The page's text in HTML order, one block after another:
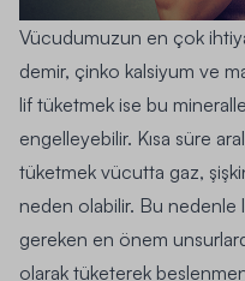
Vücudumuzun en çok
demir, çinko kalsiyum ve
lif tüketmek ise bu
engelleyebilir. Kısa süre
tüketmek vücutta gaz,
neden olabilir. Bu nedenle
gereken en önem
olarak tüketerek